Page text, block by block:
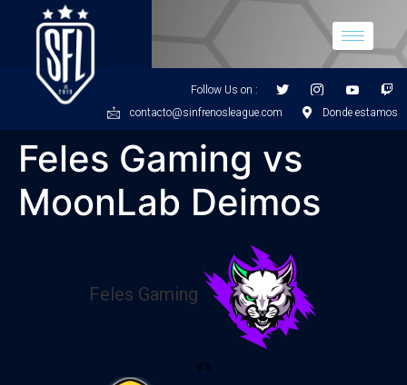
Follow Us on :
contacto@sinfrenosleague.com
Donde estamos
Feles Gaming vs
MoonLab Deimos
Feles Gaming
vs